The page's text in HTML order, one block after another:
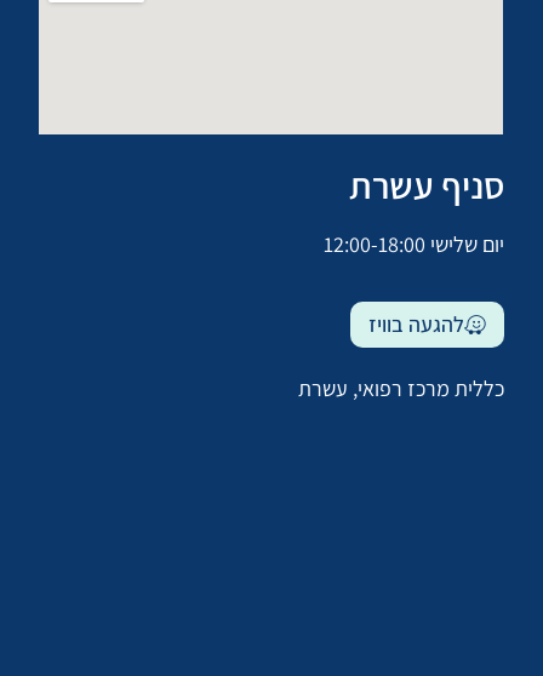
סניף עשרת
יום שלישי 12:00-18:00
להגעה בוויז
כללית מרכז רפואי, עשרת